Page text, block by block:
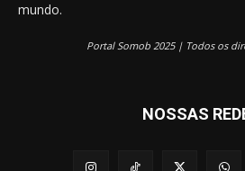
mundo.
Portal Somob 2025 | Todos os
NOSSAS